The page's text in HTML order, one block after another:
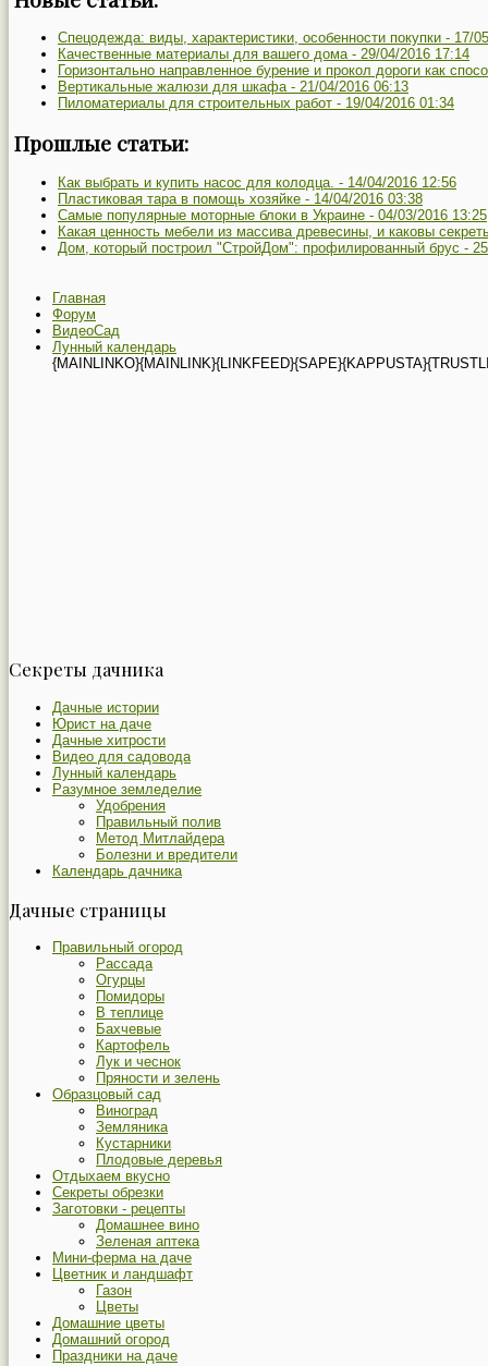
Спецодежда: виды, характеристики, особенности покупки - 17/
Качественные материалы для вашего дома - 29/04/2016 17:14
Горизонтально направленное бурение и прокол дороги как
Вертикальные жалюзи для шкафа - 21/04/2016 06:13
Пиломатериалы для строительных работ - 19/04/2016 01:34
Прошлые статьи:
Как выбрать и купить насос для колодца. - 14/04/2016 12:56
Пластиковая тара в помощь хозяйке - 14/04/2016 03:38
Самые популярные моторные блоки в Украине - 04/03/2016 13:25
Какая ценность мебели из массива древесины, и каковы
Дом, который построил "СтройДом": профилированный брус -
Главная
Форум
ВидеоСад
Лунный календарь
Секреты дачника
Дачные истории
Юрист на даче
Дачные хитрости
Видео для садовода
Лунный календарь
Разумное земледелие
Удобрения
Правильный полив
Метод Митлайдера
Болезни и вредители
Календарь дачника
Дачные страницы
Правильный огород
Рассада
Огурцы
Помидоры
В теплице
Бахчевые
Картофель
Лук и чеснок
Пряности и зелень
Образцовый сад
Виноград
Земляника
Кустарники
Плодовые деревья
Отдыхаем вкусно
Секреты обрезки
Заготовки - рецепты
Домашнее вино
Зеленая аптека
Мини-ферма на даче
Цветник и ландшафт
Газон
Цветы
Домашние цветы
Домашний огород
Праздники на даче